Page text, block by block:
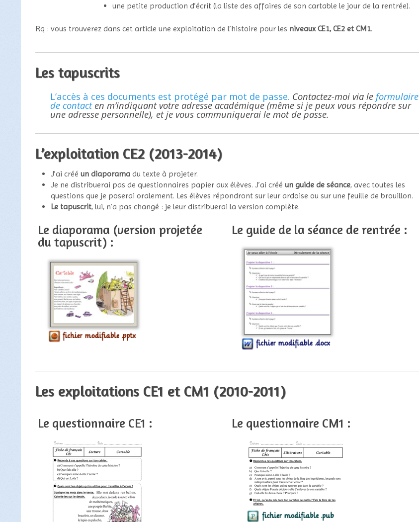
une petite production d’écrit (la liste des affaires de son cartable le jour de la rentrée).
Rq : vous trouverez dans cet article une exploitation de l’histoire pour les niveaux CE1, CE2 et CM1.
Les tapuscrits
L’accès à ces documents est protégé par mot de passe. Contactez-moi via le formulaire
de contacten m’indiquant votre adresse académique (même si je peux vous répondre sur
une adresse personnelle), et je vous communiquerai le mot de passe.
L’exploitation CE2 (2013-2014)
J’ai créé un diaporama du texte à projeter.
Je ne distribuerai pas de questionnaires papier aux élèves. J’ai créé un guide de séance, avec toutes les
questions que je poserai oralement. Les élèves répondront sur leur ardoise ou sur une feuille de brouillon.
Le tapuscrit, lui, n’a pas changé : je leur distribuerai la version complète.
Le diaporama (version projetée
du tapuscrit) :
Le guide de la séance de rentrée :
Les exploitations CE1 et CM1 (2010-2011)
Le questionnaire CE1 : Le questionnaire CM1 :